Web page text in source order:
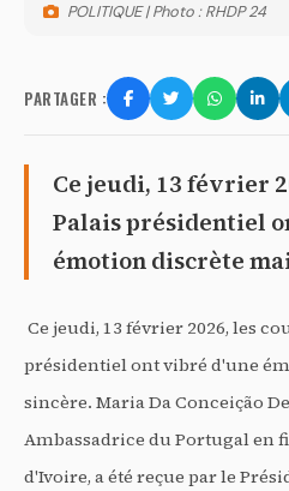
POLITIQUE | Photo : RHDP 24
PARTAGER :
Ce jeudi, 13 février
Palais présidentiel
émotion discrète
Ce jeudi, 13 février 2026, les
présidentiel ont vibré d'une
sincère. Maria Da Conceição
Ambassadrice du Portugal en
d'Ivoire, a été reçue par le